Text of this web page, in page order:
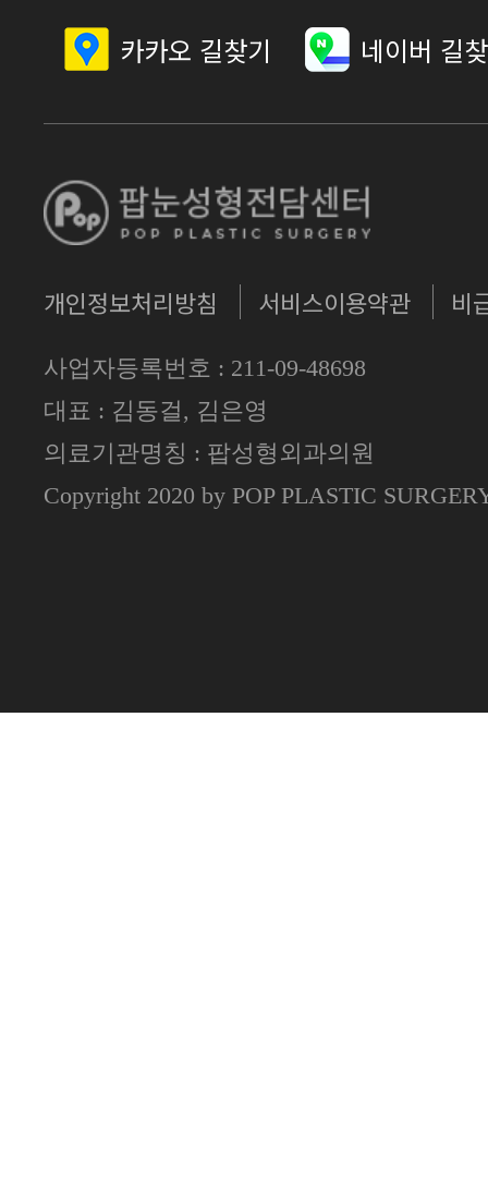
카카오 길찾기 네이버 길
개인정보처리방침 서비스이용약관 비
사업자등록번호 : 211-09-48698
대표 : 김동걸, 김은영
의료기관명칭 : 팝성형외과의원
Copyright 2020 by POP PLASTIC